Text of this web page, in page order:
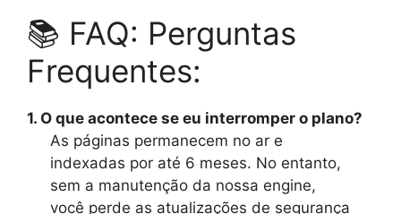
📚 FAQ: Perguntas
Frequentes:
1. O que acontece se eu interromper o plano?
As páginas permanecem no ar e
indexadas por até 6 meses. No entanto,
sem a manutenção da nossa engine,
você perde as atualizações de segurança